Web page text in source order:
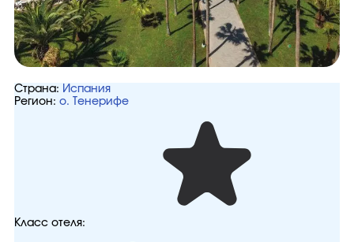
Страна: Испания
Регион: о. Тенерифе
Класс отеля: